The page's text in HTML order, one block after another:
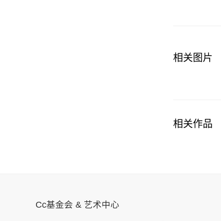
相关图片
相关作品
Cc基金会 & 艺术中心